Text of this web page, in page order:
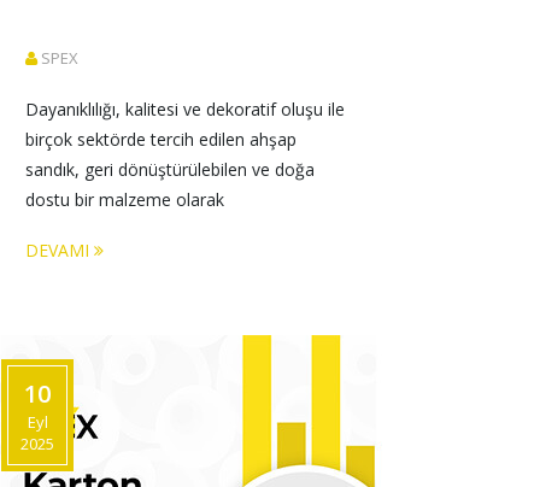
SPEX
Dayanıklılığı, kalitesi ve dekoratif oluşu ile
birçok sektörde tercih edilen ahşap
sandık, geri dönüştürülebilen ve doğa
dostu bir malzeme olarak
DEVAMI
10
Eyl
2025